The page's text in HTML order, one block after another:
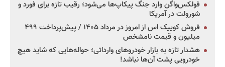
فولکس‌واگن وارد جنگ پیکاپ‌ها می‌شود؛ رقیب تازه برای فورد و
شورولت در آمریکا
فروش کوییک اس از امروز در مرداد ۱۴۰۵ / پیش‌پرداخت ۴۹۹
میلیون و قیمت نامشخص
هشدار تازه به بازار خودروهای وارداتی؛ حواله‌هایی که شاید هیچ
خودرویی پشت آن‌ها نباشد!